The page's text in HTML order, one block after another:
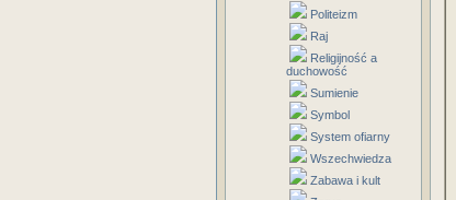
Politeizm
Raj
Religijność a
duchowość
Sumienie
Symbol
System ofiarny
Wszechwiedza
Zabawa i kult